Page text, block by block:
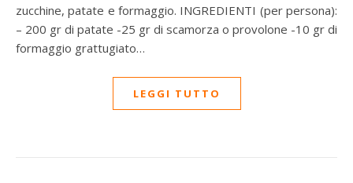
zucchine, patate e formaggio. INGREDIENTI (per persona):
– 200 gr di patate -25 gr di scamorza o provolone -10 gr di
formaggio grattugiato…
LEGGI TUTTO